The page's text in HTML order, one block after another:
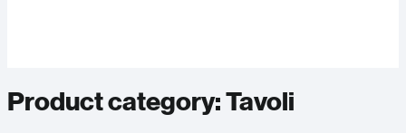
Product category:Tavoli